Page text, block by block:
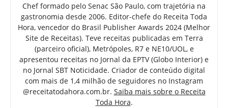
Chef formado pelo Senac São Paulo, com trajetória na
gastronomia desde 2006. Editor-chefe do Receita Toda
Hora, vencedor do Brasil Publisher Awards 2024 (Melhor
Site de Receitas). Teve receitas publicadas em Terra
(parceiro oficial), Metrópoles, R7 e NE10/UOL, e
apresentou receitas no Jornal da EPTV (Globo Interior) e
no Jornal SBT Noticidade. Criador de conteúdo digital
com mais de 1,4 milhão de seguidores no Instagram
@receitatodahora.com.br. Saiba mais sobre o Receita
Toda Hora.